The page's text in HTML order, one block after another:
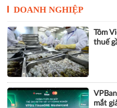
DOANH NGHIỆP
Tôm
thuế
mắt